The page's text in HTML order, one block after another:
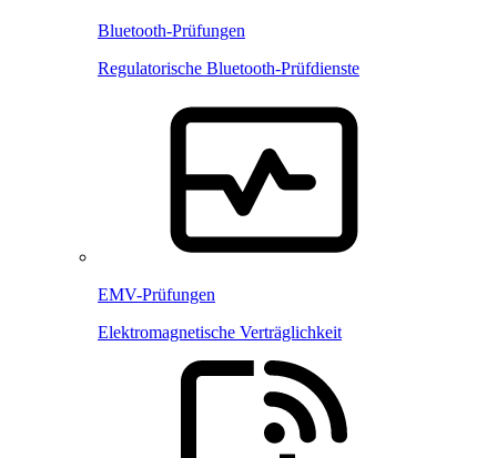
Bluetooth-Prüfungen
Regulatorische Bluetooth-Prüfdienste
EMV-Prüfungen
Elektromagnetische Verträglichkeit